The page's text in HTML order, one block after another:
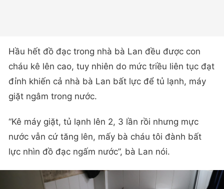
Hầu hết đồ đạc trong nhà bà Lan đều được con
cháu kê lên cao, tuy nhiên do mức triều liên tục đạt
đỉnh khiến cả nhà bà Lan bất lực để tủ lạnh, máy
giặt ngâm trong nước.
“Kê máy giặt, tủ lạnh lên 2, 3 lần rồi nhưng mực
nước vẫn cứ tăng lên, mấy bà cháu tôi đành bất
lực nhìn đồ đạc ngấm nước”, bà Lan nói.